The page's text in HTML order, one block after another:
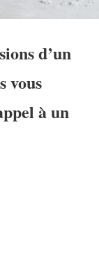
d’un
vous
à un